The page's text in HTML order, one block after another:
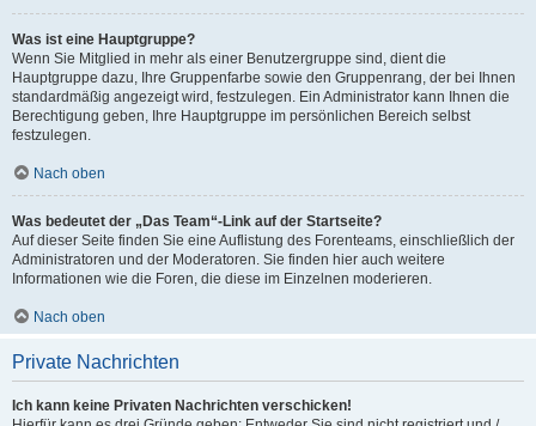
Was ist eine Hauptgruppe?
Wenn Sie Mitglied in mehr als einer Benutzergruppe sind, dient die
Hauptgruppe dazu, Ihre Gruppenfarbe sowie den Gruppenrang, der bei Ihnen
standardmäßig angezeigt wird, festzulegen. Ein Administrator kann Ihnen die
Berechtigung geben, Ihre Hauptgruppe im persönlichen Bereich selbst
festzulegen.
Nach oben
Was bedeutet der „Das Team“-Link auf der Startseite?
Auf dieser Seite finden Sie eine Auflistung des Forenteams, einschließlich der
Administratoren und der Moderatoren. Sie finden hier auch weitere
Informationen wie die Foren, die diese im Einzelnen moderieren.
Nach oben
Private Nachrichten
Ich kann keine Privaten Nachrichten verschicken!